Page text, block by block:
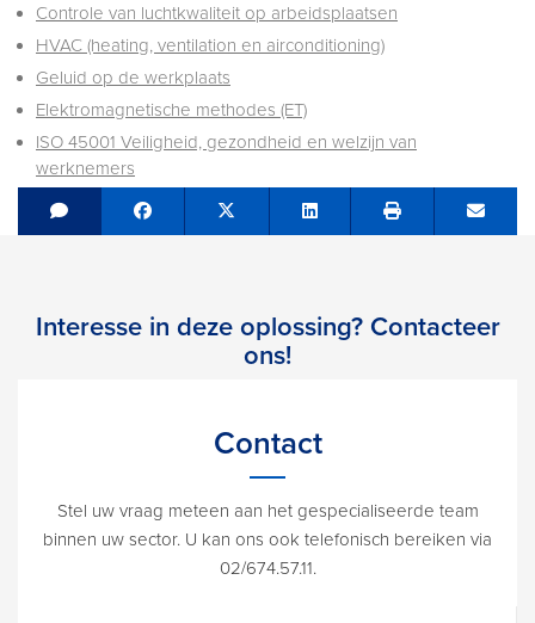
Controle van luchtkwaliteit op arbeidsplaatsen
HVAC (heating, ventilation en airconditioning)
Geluid op de werkplaats
Elektromagnetische methodes (ET)
ISO 45001 Veiligheid, gezondheid en welzijn van
werknemers
Share on Facebook
Tweet Share on LinkedIn Send
Interesse in deze oplossing? Contacteer
ons!
Contact
Stel uw vraag meteen aan het gespecialiseerde team
binnen uw sector. U kan ons ook telefonisch bereiken via
02/674.57.11.